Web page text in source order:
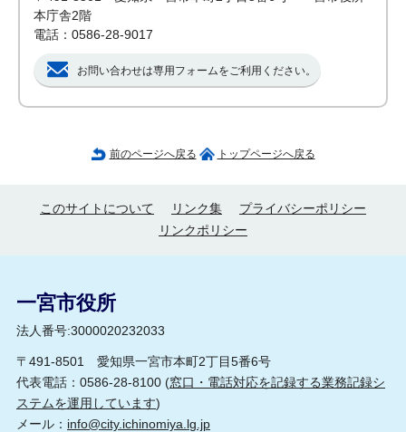
本庁舎2階
電話：0586-28-9017
お問い合わせは専用フォームをご利用ください。
前のページへ戻る トップページへ戻る
このサイトについて リンク集
プライバシーポリシー
リンクポリシー
一宮市役所
法人番号:3000020232033
〒491-8501 愛知県一宮市本町2丁目5番6号
代表電話：0586-28-8100 (窓口・電話対応を記録する業務記録シ
ステムを運用しています)
メール： info@city.ichinomiya.lg.jp